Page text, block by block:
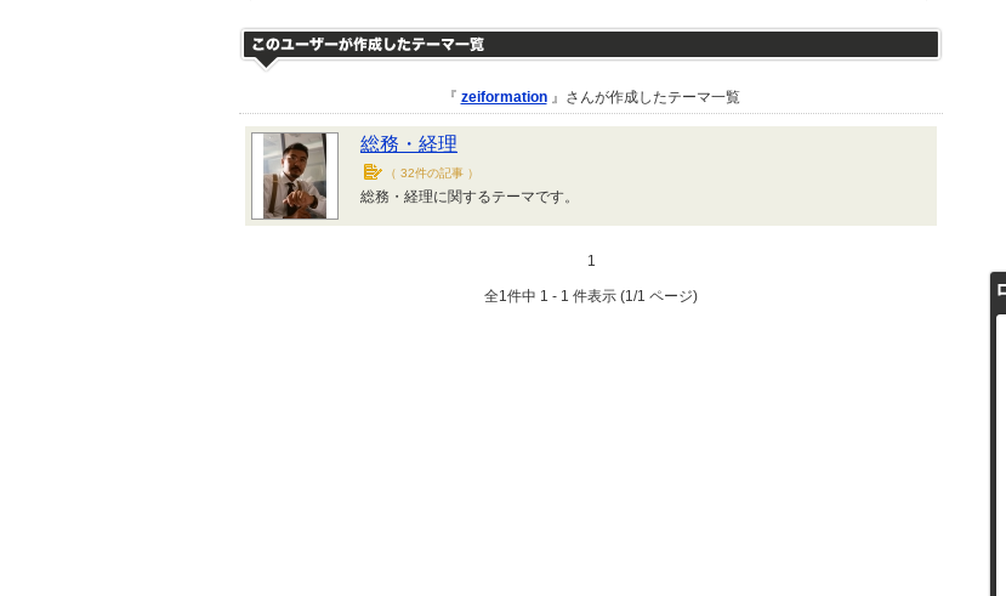
『 zeiformation』さんが作成したテーマ一覧
総務・経理
（ 32件の記事 ）
総務・経理に関するテーマです。
1
全1件中 1 - 1 件表示 (1/1 ページ)